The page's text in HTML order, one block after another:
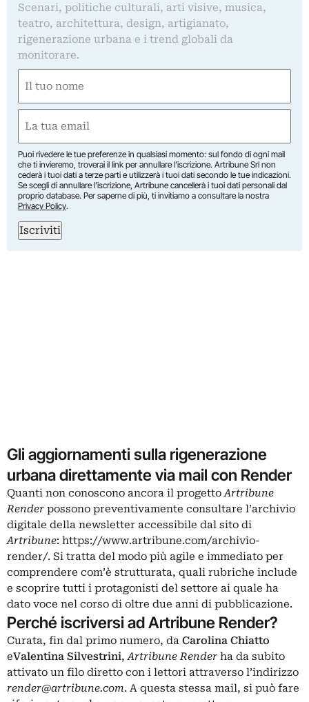
Scenari, politiche culturali, arti visive, musica,
teatro, architettura, design, artigianato,
rigenerazione urbana e i trend globali da
monitorare.
(Obbligatorio)
Nome
(Obbligatorio)
Puoi rivedere le tue preferenze in qualsiasi momento: sul fondo di ogni mail
che ti invieremo, troverai il link per annullare l’iscrizione. Artribune Srl non
cederà i tuoi dati a terze parti e utilizzerà i tuoi dati secondo le tue indicazioni.
Se scegli di annullare l’iscrizione, Artribune cancellerà i tuoi dati personali dal
proprio database. Per saperne di più, ti invitiamo a consultare la nostra
Privacy Policy.
Iscriviti
Gli aggiornamenti sulla rigenerazione
urbana direttamente via mail con Render
Quanti non conoscono ancora il progettoArtribune
Render possono preventivamente consultare l’archivio
digitale della newsletter accessibile dal sito di
Artribune: https://www.artribune.com/archivio-
render/. Si tratta del modo più agile e immediato per
comprendere com’è strutturata, quali rubriche include
e scoprire tutti i protagonisti del settore ai quale ha
dato voce nel corso di oltre due anni di pubblicazione.
Perché iscriversi ad Artribune Render?
Curata, fin dal primo numero, da Carolina Chiatto
eValentina Silvestrini,Artribune Render ha da subito
attivato un filo diretto con i lettori attraverso l’indirizzo
render@artribune.com. A questa stessa mail, si può fare